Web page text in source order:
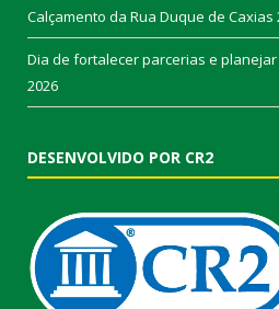
Calçamento da Rua Duque de Caxias
Dia de fortalecer parcerias e
2026
DESENVOLVIDO POR CR2